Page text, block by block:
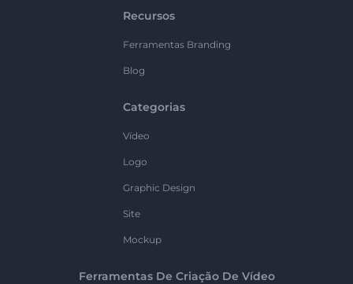
Recursos
Ferramentas Branding
Blog
Categorias
Vídeo
Logo
Graphic Design
Site
Mockup
Ferramentas De Criação De Vídeo